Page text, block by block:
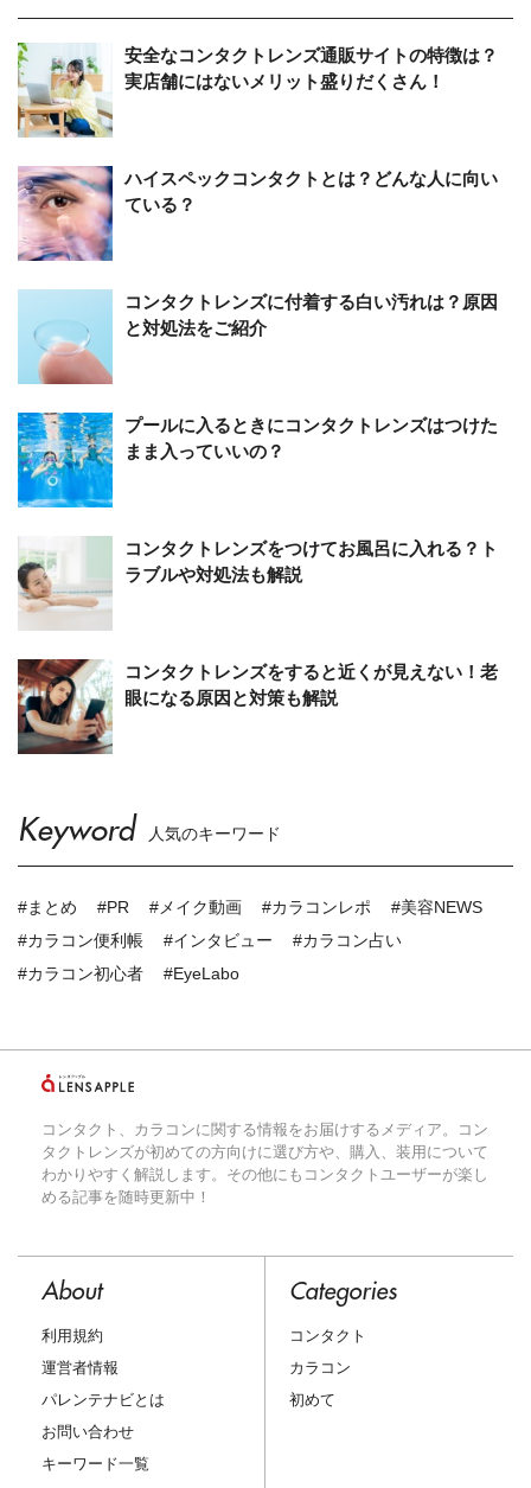
安全なコンタクトレンズ通販サイトの特徴は？
実店舗にはないメリット盛りだくさん！
ハイスペックコンタクトとは？どんな人に向い
ている？
コンタクトレンズに付着する白い汚れは？原因
と対処法をご紹介
プールに入るときにコンタクトレンズはつけた
まま入っていいの？
コンタクトレンズをつけてお風呂に入れる？ト
ラブルや対処法も解説
コンタクトレンズをすると近くが見えない！老
眼になる原因と対策も解説
Keyword 人気のキーワード
#まとめ #PR #メイク動画 #カラコンレポ
#美容NEWS
#カラコン便利帳
#インタビュー
#カラコン占い
#カラコン初心者
#EyeLabo
コンタクト、カラコンに関する情報をお届けするメディア。コン
タクトレンズが初めての方向けに選び方や、購入、装用について
わかりやすく解説します。その他にもコンタクトユーザーが楽し
める記事を随時更新中！
About
利用規約
運営者情報
パレンテナビとは
お問い合わせ
キーワード一覧
Categories
コンタクト
カラコン
初めて